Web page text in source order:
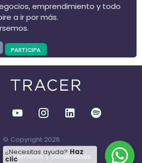
emprendimiento y todo
a ir por más.
PARTICIPA
© Copyright 2026
Términos y condiciones
Asesoría
WhatsApp
¿Necesitas ayuda? Haz
clic